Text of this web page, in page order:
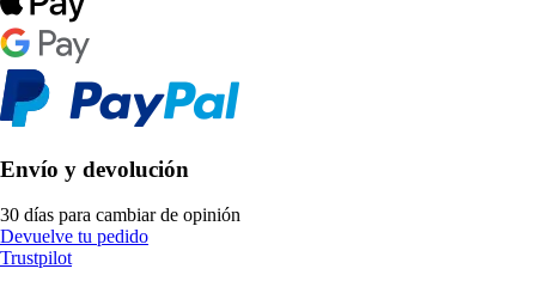
Envío y devolución
30 días para cambiar de opinión
Devuelve tu pedido
Trustpilot